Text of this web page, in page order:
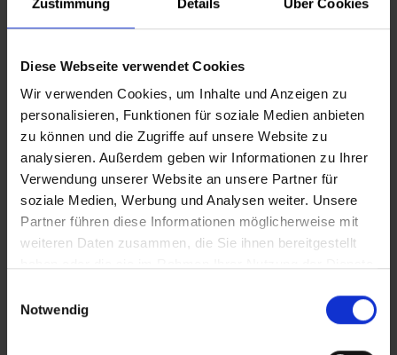
Diese Webseite verwendet Cookies
Wir verwenden Cookies, um Inhalte und Anzeigen zu
personalisieren, Funktionen für soziale Medien anbieten
zu können und die Zugriffe auf unsere Website zu
analysieren. Außerdem geben wir Informationen zu Ihrer
Verwendung unserer Website an unsere Partner für
soziale Medien, Werbung und Analysen weiter. Unsere
Partner führen diese Informationen möglicherweise mit
weiteren Daten zusammen, die Sie ihnen bereitgestellt
Notwendig
Fotoausstellung und Treffpunkt für Freunde der
ALLE TERMINE ANZEIGEN